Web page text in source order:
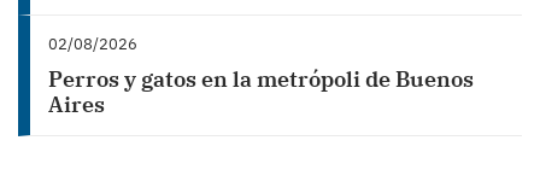
02/08/2026
Perros y gatos en la metrópoli de Buenos
Aires